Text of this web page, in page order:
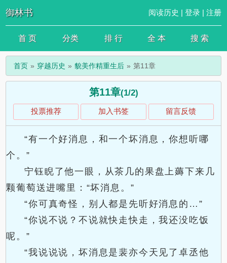
御林书 阅读历史 | 登录| 注册
首 页 分类 排 行 全 本 搜 索
首页 穿越历史 貌美作精重生后 第11章
第11章(1/2)
投票推荐 加入书签 留言反馈
“有一个好消息，和一个坏消息，你想听哪
个。”
宁钰睨了他一眼，从茶几的果盘上薅下来几
颗葡萄送进嘴里：“坏消息。”
“你可真奇怪，别人都是先听好消息的…”
“你说不说？不说就快走快走，我还没吃饭
呢。”
“我说说说，坏消息是裴亦今天见了卓丞他